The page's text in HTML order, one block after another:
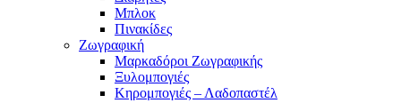
Μπλοκ
Πινακίδες
Ζωγραφική
Μαρκαδόροι Ζωγραφικής
Ξυλομπογιές
Κηρομπογιές – Λαδοπαστέλ